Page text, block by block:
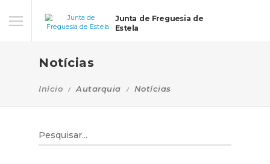
Junta de Freguesia de
Estela
Notícias
Início Autarquia Notícias